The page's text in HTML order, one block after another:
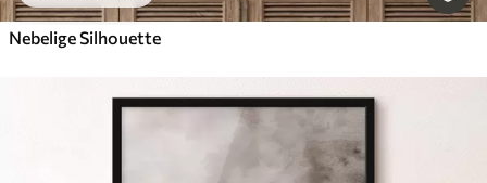
Nebelige Silhouette